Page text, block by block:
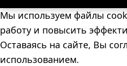
Мы используем файлы
работу и повысить
Оставаясь на сайте, Вы
использованием.